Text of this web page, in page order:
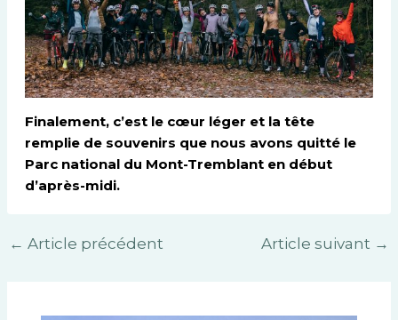
Finalement, c’est le cœur léger et la tête
remplie de souvenirs que nous avons quitté le
Parc national du Mont-Tremblant en début
d’après-midi.
← Article précédent Article suivant →